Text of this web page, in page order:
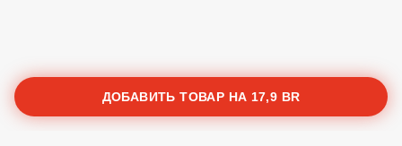
ДОБАВИТЬ ТОВАР НА 17,9 BR